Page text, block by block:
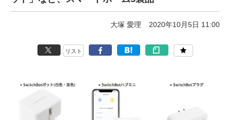
大塚 愛理 2020年10月5日 11:00
リスト